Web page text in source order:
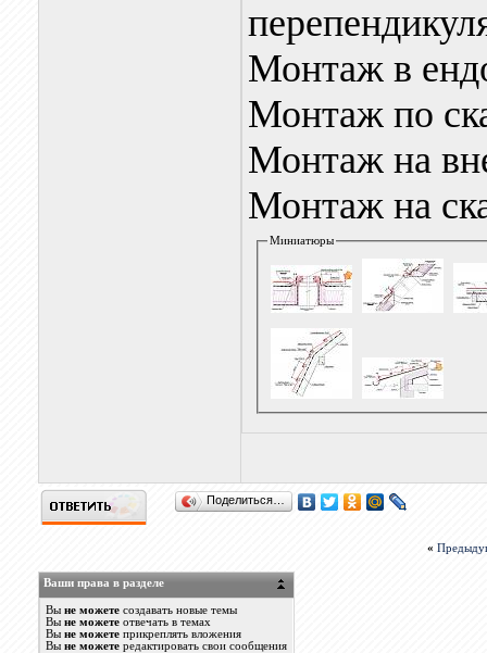
Монтаж в
Монтаж по
Монтаж на
Монтаж на
Миниатюры
Поделиться…
«
Ваши права в разделе
Вы не можетесоздавать новые темы
Вы не можетеотвечать в темах
Вы не можетеприкреплять вложения
Вы не можетередактировать свои сообщения